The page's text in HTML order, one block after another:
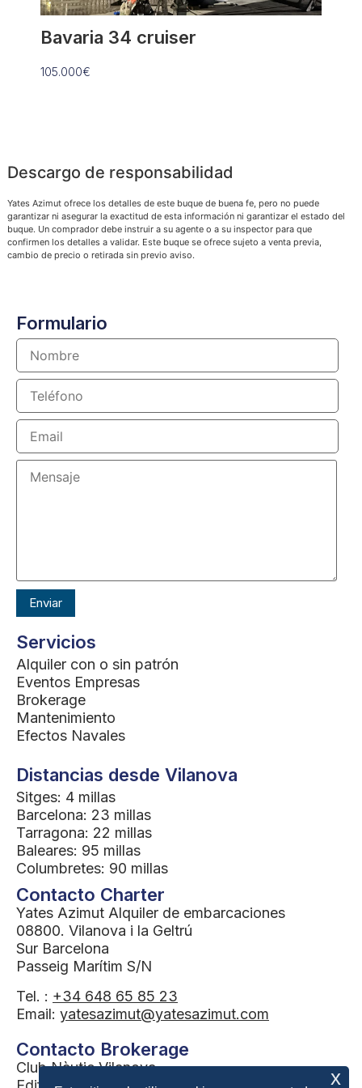
x
Bavaria 34 cruiser
105.000€
Descargo de responsabilidad
Yates Azimut ofrece los detalles de este buque de buena fe, pero no puede
garantizar ni asegurar la exactitud de esta información ni garantizar el estado del
buque. Un comprador debe instruir a su agente o a su inspector para que
confirmen los detalles a validar. Este buque se ofrece sujeto a venta previa,
cambio de precio o retirada sin previo aviso.
Formulario
Servicios
Alquiler con o sin patrón
Eventos Empresas
Brokerage
Mantenimiento
Efectos Navales
Distancias desde Vilanova
Sitges: 4 millas
Barcelona: 23 millas
Tarragona: 22 millas
Baleares: 95 millas
Columbretes: 90 millas
Contacto Charter
Yates Azimut Alquiler de embarcaciones
08800. Vilanova i la Geltrú
Sur Barcelona
Passeig Marítim S/N
Tel. : +34 648 65 85 23
Email: yatesazimut@yatesazimut.com
Contacto Brokerage
Club Nàutic Vilanova